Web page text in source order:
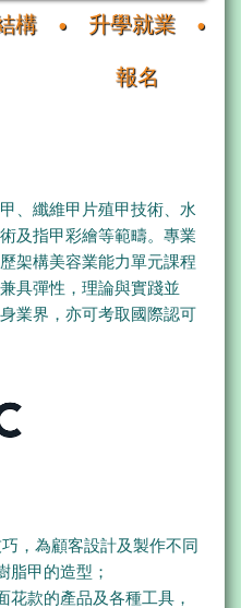
構 • 升學就業 •
報名
、纖維甲片殖甲技術、水
及指甲彩繪等範疇。專業
架構美容業能力單元課程
具彈性，理論與實踐並
業界，亦可考取國際認可
，為顧客設計及製作不同
脂甲的造型；
花款的產品及各種工具，